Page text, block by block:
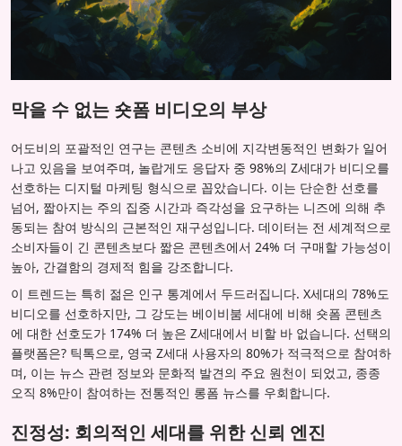
막을 수 없는 숏폼 비디오의 부상
어도비의 포괄적인 연구는 콘텐츠 소비에 지각변동적인 변화가 일어
나고 있음을 보여주며, 놀랍게도 응답자 중 98%의 Z세대가 비디오를
선호하는 디지털 마케팅 형식으로 꼽았습니다. 이는 단순한 선호를
넘어, 짧아지는 주의 집중 시간과 즉각성을 요구하는 니즈에 의해 추
동되는 참여 방식의 근본적인 재구성입니다. 데이터는 전 세계적으로
소비자들이 긴 콘텐츠보다 짧은 콘텐츠에서 24% 더 구매할 가능성이
높아, 간결함의 경제적 힘을 강조합니다.
이 트렌드는 특히 젊은 인구 통계에서 두드러집니다. X세대의 78%도
비디오를 선호하지만, 그 강도는 베이비붐 세대에 비해 숏폼 콘텐츠
에 대한 선호도가 174% 더 높은 Z세대에서 비할 바 없습니다. 선택의
플랫폼은? 틱톡으로, 영국 Z세대 사용자의 80%가 적극적으로 참여하
며, 이는 뉴스 관련 정보와 문화적 발견의 주요 원천이 되었고, 종종
오직 8%만이 참여하는 전통적인 롱폼 뉴스를 우회합니다.
진정성: 회의적인 세대를 위한 신뢰 엔진